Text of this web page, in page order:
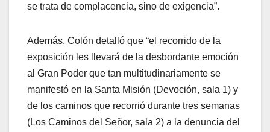
se trata de complacencia, sino de exigencia”.
Además, Colón detalló que “el recorrido de la
exposición les llevará de la desbordante emoción
al Gran Poder que tan multitudinariamente se
manifestó en la Santa Misión (Devoción, sala 1) y
de los caminos que recorrió durante tres semanas
(Los Caminos del Señor, sala 2) a la denuncia del